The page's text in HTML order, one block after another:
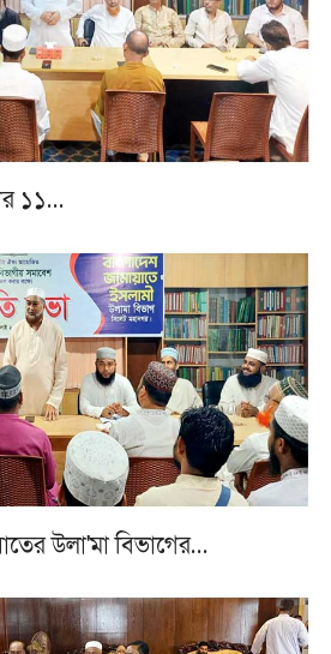
১১…
উলা'মা বিভাগের…